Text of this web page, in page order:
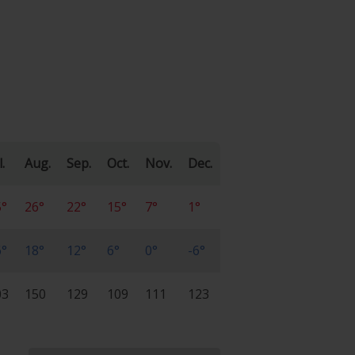
Aug. Sep. Oct. Nov. Dec.
26° 22° 15° 7° 1°
18° 12° 6° 0° -6°
150 129 109 111 123